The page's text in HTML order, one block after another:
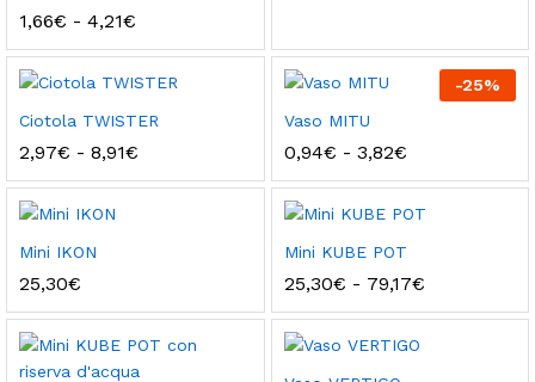
1,66€ - 4,21€
prezzo:
da
1,66€
a
4,21€
Ciotola TWISTER
2,97€ - 8,91€
prezzo:
-25%
Vaso MITU
0,94€ - 3,82€Fascia
prezzo:
da
0,94€
a
Mini IKON
25,30€
Mini KUBE POT
25,30€ - 79,17€Fascia
prezzo: